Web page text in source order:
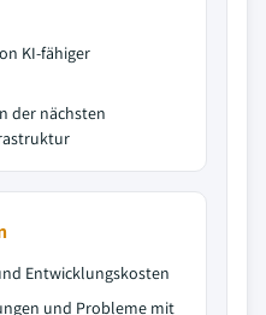
KI-fähiger
der nächsten
Entwicklungskosten
und Probleme mit